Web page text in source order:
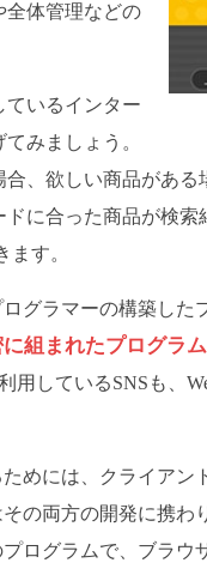
全体管理などの
ているインター
みましょう。
、欲しい商品があ
に合った商品が検
す。
グラマーの構築した
組まれたプログラ
用しているSNSも、
めには、クライア
の両方の開発に携わ
ログラムで、ブラ